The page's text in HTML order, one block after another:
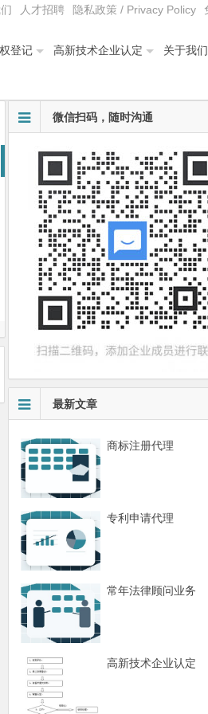
人才招聘 隐私政策 / Privacy Policy
登记 高新技术企业认定 关于我们
微信扫码，随时沟通
最新文章
商标注册代理
专利申请代理
常年法律顾问业务
高新技术企业认定